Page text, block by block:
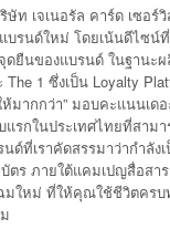
เจเนอรัล คาร์ด เซอร์วิ
รนด์ใหม่ โดยเน้นดีไซน์
ดยืนของแบรนด์ ในฐาน
1 ซึ่งเป็น Loyalty
มากกว่า” มอบคะแนนเ
แรกในประเทศไทยที่ส
ที่เราคัดสรรมาว่ากำลัง
ร ภายใต้แคมเปญสื่อสา
มใหม่ ที่ให้คุณใช้ชีวิตคร